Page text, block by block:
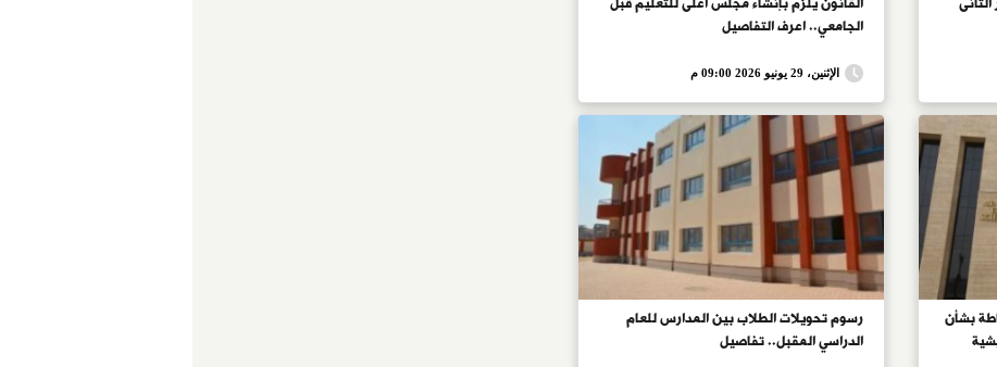
الجامعي.. اعرف التفاصيل
الإثنين، 29 يونيو 2026 09:00 م
بشأن
رسوم تحويلات الطلاب بين المدارس للعام
الدراسي المقبل.. تفاصيل